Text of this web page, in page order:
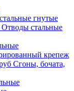
гнутые
Отводы стальные
крепеж
Сгоны, бочата,